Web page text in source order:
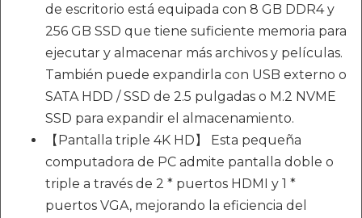
de escritorio está equipada con 8 GB DDR4 y
256 GB SSD que tiene suficiente memoria para
ejecutar y almacenar más archivos y películas.
También puede expandirla con USB externo o
SATA HDD / SSD de 2.5 pulgadas o M.2 NVME
SSD para expandir el almacenamiento.
【Pantalla triple 4K HD】 Esta pequeña
computadora de PC admite pantalla doble o
triple a través de 2 * puertos HDMI y 1 *
puertos VGA, mejorando la eficiencia del